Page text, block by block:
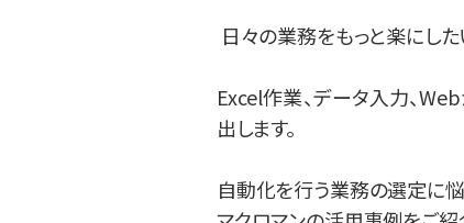
日々の業務をもっと楽にし
Excel作業、データ入力、
出します。
自動化を行う業務の選定に